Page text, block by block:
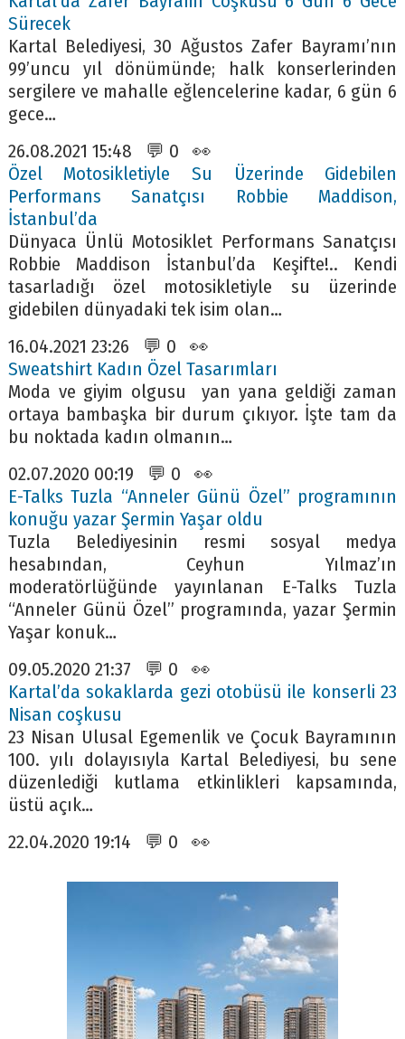
Sürecek
Kartal Belediyesi, 30 Ağustos Zafer Bayramı’nın
99’uncu yıl dönümünde; halk konserlerinden
sergilere ve mahalle eğlencelerine kadar, 6 gün 6
gece…
26.08.2021 15:48 💬 0 👀
Özel Motosikletiyle Su Üzerinde Gidebilen
Performans Sanatçısı Robbie Maddison,
İstanbul’da
Dünyaca Ünlü Motosiklet Performans Sanatçısı
Robbie Maddison İstanbul’da Keşifte!.. Kendi
tasarladığı özel motosikletiyle su üzerinde
gidebilen dünyadaki tek isim olan…
16.04.2021 23:26 💬 0 👀
Sweatshirt Kadın Özel Tasarımları
Moda ve giyim olgusu yan yana geldiği zaman
ortaya bambaşka bir durum çıkıyor. İşte tam da
bu noktada kadın olmanın…
02.07.2020 00:19 💬 0 👀
E-Talks Tuzla “Anneler Günü Özel” programının
konuğu yazar Şermin Yaşar oldu
Tuzla Belediyesinin resmi sosyal medya
hesabından, Ceyhun Yılmaz’ın
moderatörlüğünde yayınlanan E-Talks Tuzla
“Anneler Günü Özel” programında, yazar Şermin
Yaşar konuk…
09.05.2020 21:37 💬 0 👀
Kartal’da sokaklarda gezi otobüsü ile konserli 23
Nisan coşkusu
23 Nisan Ulusal Egemenlik ve Çocuk Bayramının
100. yılı dolayısıyla Kartal Belediyesi, bu sene
düzenlediği kutlama etkinlikleri kapsamında,
üstü açık…
22.04.2020 19:14 💬 0 👀